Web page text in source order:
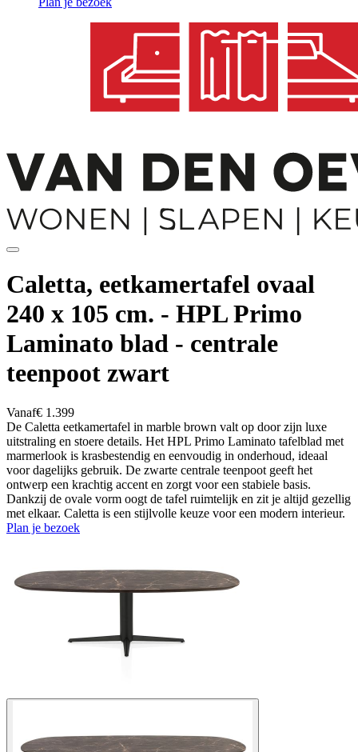
Caletta, eetkamertafel ovaal
240 x 105 cm. - HPL Primo
Laminato blad - centrale
teenpoot zwart
Vanaf€ 1.399
De Caletta eetkamertafel in marble brown valt op door zijn luxe
uitstraling en stoere details. Het HPL Primo Laminato tafelblad met
marmerlook is krasbestendig en eenvoudig in onderhoud, ideaal
voor dagelijks gebruik. De zwarte centrale teenpoot geeft het
ontwerp een krachtig accent en zorgt voor een stabiele basis.
Dankzij de ovale vorm oogt de tafel ruimtelijk en zit je altijd gezellig
met elkaar. Caletta is een stijlvolle keuze voor een modern interieur.
Plan je bezoek